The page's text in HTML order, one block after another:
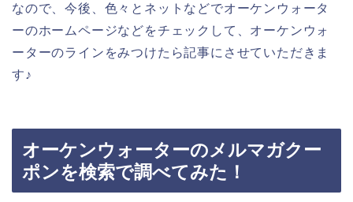
なので、今後、色々とネットなどでオーケンウォータ
ーのホームページなどをチェックして、オーケンウォ
ーターのラインをみつけたら記事にさせていただきま
す♪
オーケンウォーターのメルマガクー
ポンを検索で調べてみた！